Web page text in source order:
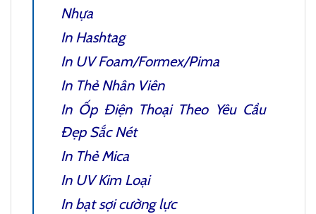
Nhựa
In Hashtag
In UV Foam/Formex/Pima
In Thẻ Nhân Viên
In Ốp Điện Thoại Theo Yêu Cầu
Đẹp Sắc Nét
In Thẻ Mica
In UV Kim Loại
In bạt sợi cường lực